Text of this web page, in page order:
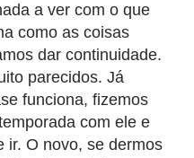
a ver com o que
como as coisas
dar continuidade.
parecidos. Já
funciona, fizemos
com ele e
ir. O novo, se dermos